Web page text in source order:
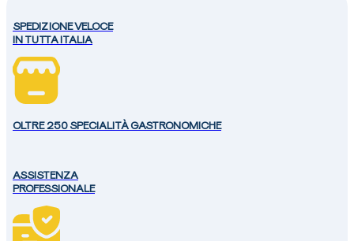
SPEDIZIONE VELOCE
IN TUTTA ITALIA
OLTRE 250 SPECIALITÀ GASTRONOMICHE
ASSISTENZA
PROFESSIONALE